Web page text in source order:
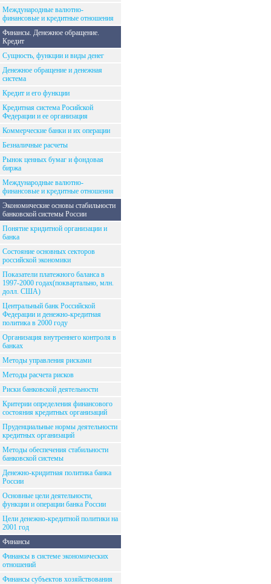
Международные валютно-
финансовые и кредитные отношения
Финансы. Денежное обращение.
Кредит
Сущность, функции и виды денег
Денежное обращение и денежная
система
Кредит и его функции
Кредитная система Росийской
Федерации и ее организация
Коммерческие банки и их операции
Безналичные расчеты
Рынок ценных бумаг и фондовая
биржа
Международные валютно-
финансовые и кредитные отношения
Экономические основы стабильности
банковской системы России
Понятие кридитной организации и
банка
Состояние основных секторов
российской экономики
Показатели платежного баланса в
1997-2000 годах(поквартально, млн.
долл. США)
Центральный банк Российской
Федерации и денежно-кредитная
политика в 2000 году
Организация внутреннего контроля в
банках
Методы управления рисками
Методы расчета рисков
Риски банковской деятельности
Критерии определения финансового
состояния кредитных организаций
Пруденциальные нормы деятельности
кредитных организаций
Методы обеспечения стабильности
банковской системы
Денежно-кридитная политика банка
России
Основные цели деятельности,
функции и операции банка России
Цели денежно-кредитной политики на
2001 год
Финансы
Финансы в системе экономических
отношений
Финансы субъектов хозяйствования